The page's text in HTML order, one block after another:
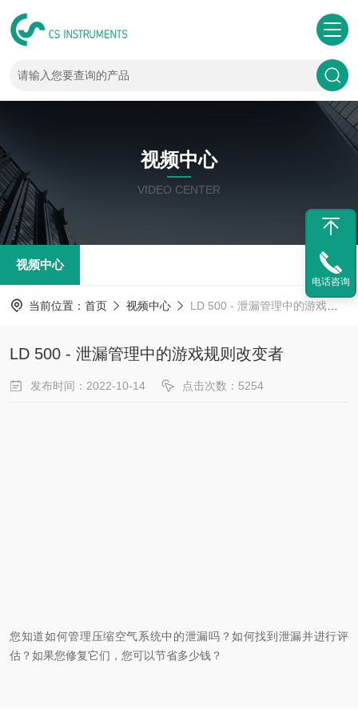
视频中心
VIDEO CENTER
视频中心
当前位置： 首页 视频中心 LD 500 - 泄漏管理中的游戏规则改变者
LD 500 - 泄漏管理中的游戏规则改变者
发布时间：2022-10-14 点击次数：5254
您知道如何管理压缩空气系统中的泄漏吗？如何找到泄漏并进行评
估？如果您修复它们，您可以节省多少钱？
电话咨询